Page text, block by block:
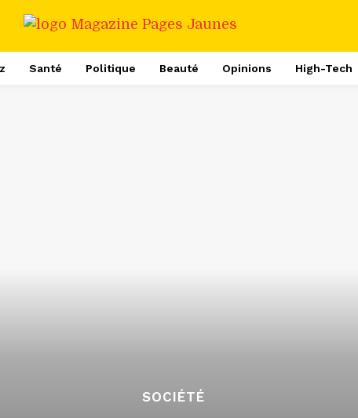
Santé Politique Beauté Opinions High-Tech
SOCIÉTÉ